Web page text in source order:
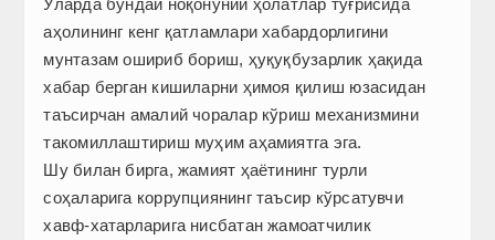
Уларда бундай ноқонуний ҳолатлар тўғрисида
аҳолининг кенг қатламлари хабардорлигини
мунтазам ошириб бориш, ҳуқуқбузарлик ҳақида
хабар берган кишиларни ҳимоя қилиш юзасидан
таъсирчан амалий чоралар кўриш механизмини
такомиллаштириш муҳим аҳамиятга эга.
Шу билан бирга, жамият ҳаётининг турли
соҳаларига коррупциянинг таъсир кўрсатувчи
хавф-хатарларига нисбатан жамоатчилик